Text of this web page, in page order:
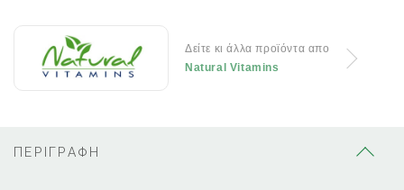
Δείτε κι άλλα προϊόντα απο
Natural Vitamins
ΠΕΡΙΓΡΑΦΗ